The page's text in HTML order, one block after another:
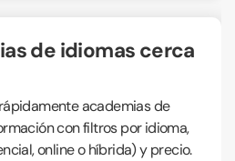
academias de
con filtros por idioma,
online o híbrida) y precio.